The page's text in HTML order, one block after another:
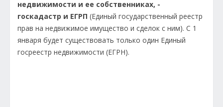
недвижимости и ее собственниках, -
госкадастр и ЕГРП (Единый государственный реестр
прав на недвижимое имущество и сделок с ним). С 1
января будет существовать только один Единый
госреестр недвижимости (ЕГРН).